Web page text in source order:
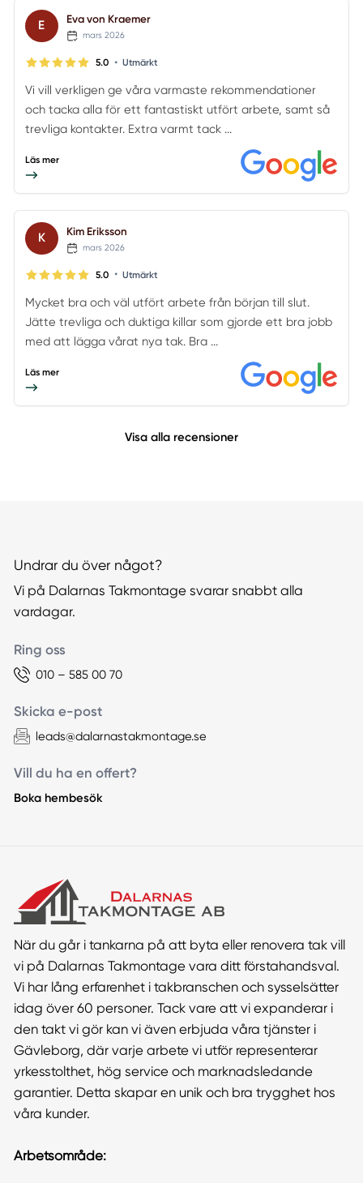
E Eva von Kraemer
mars 2026
5.0 • Utmärkt
Vi vill verkligen ge våra varmaste rekommendationer
och tacka alla för ett fantastiskt utfört arbete, samt så
trevliga kontakter. Extra varmt tack ...
Läs mer
K Kim Eriksson
mars 2026
5.0 • Utmärkt
Mycket bra och väl utfört arbete från början till slut.
Jätte trevliga och duktiga killar som gjorde ett bra jobb
med att lägga vårat nya tak. Bra ...
Läs mer
Visa alla recensioner
Undrar du över något?
Vi på Dalarnas Takmontage svarar snabbt alla
vardagar.
Ring oss
010 – 585 00 70
Skicka e-post
leads@dalarnastakmontage.se
Vill du ha en offert?
Boka hembesök
När du går i tankarna på att byta eller renovera tak vill
vi på Dalarnas Takmontage vara ditt förstahandsval.
Vi har lång erfarenhet i takbranschen och sysselsätter
idag över 60 personer. Tack vare att vi expanderar i
den takt vi gör kan vi även erbjuda våra tjänster i
Gävleborg, där varje arbete vi utför representerar
yrkesstolthet, hög service och marknadsledande
garantier. Detta skapar en unik och bra trygghet hos
våra kunder.
Arbetsområde: